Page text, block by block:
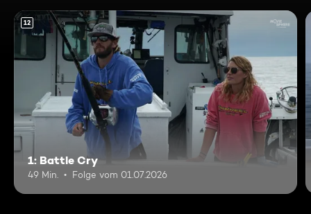
12
1: Battle Cry
49 Min. Folge vom 01.07.2026